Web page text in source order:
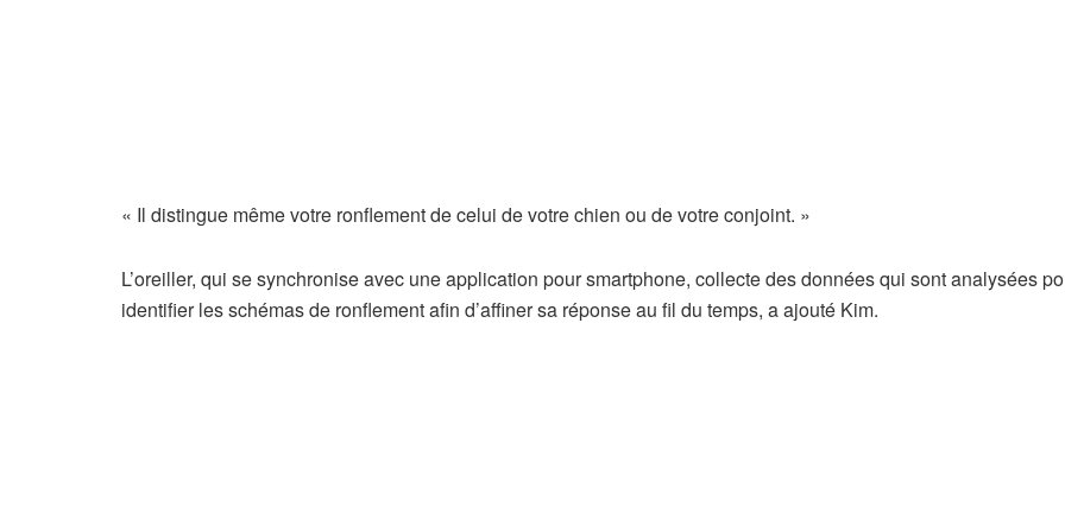
« Il distingue même votre ronflement de celui de votre chien ou de votre conjoint. »
L’oreiller, qui se synchronise avec une application pour smartphone, collecte des données qui sont analysées
identifier les schémas de ronflement afin d’affiner sa réponse au fil du temps, a ajouté Kim.